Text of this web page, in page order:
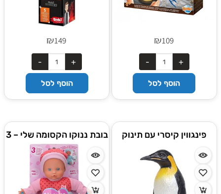
₪109
הוסף לסל
₪149
הוסף לסל
פינגווין קיסרי עם תינוק
בובת ננוקו הקסומה שלי – 3
פעולות